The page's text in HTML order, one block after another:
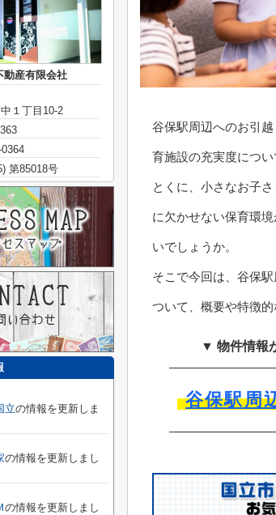
谷保駅周辺へのお引
育施設の充実度につい
とくに、小さなお子
に欠かせない保育環
いでしょうか。
そこで今回は、谷保
ついて、概要や特徴的
▼ 物件情報
谷保駅周
動産有限会社
１丁目10-2
第85018号
立の情報を更新しま
の情報を更新しまし
の情報を更新しまし